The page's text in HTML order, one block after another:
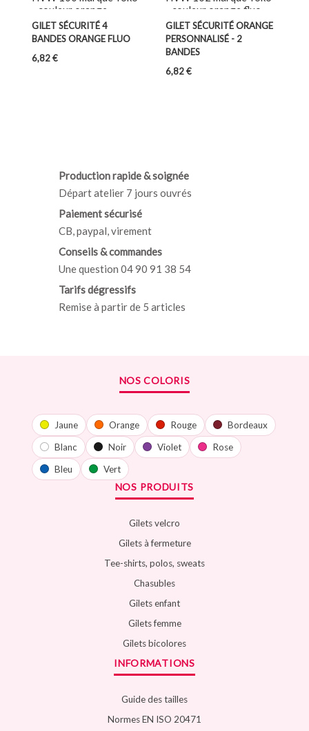
GILET SÉCURITÉ 4
BANDES ORANGE FLUO
Prix
6,82 €
GILET SÉCURITÉ ORANGE
PERSONNALISÉ - 2
BANDES
Prix
6,82 €
Production rapide & soignée
Départ atelier 7 jours ouvrés
Paiement sécurisé
CB, paypal, virement
Conseils & commandes
Une question 04 90 91 38 54
Tarifs dégressifs
Remise à partir de 5 articles
NOS COLORIS
Jaune Orange Rouge
Bordeaux
Blanc
Noir Violet
Rose
Bleu
Vert
NOS PRODUITS
Gilets velcro
Gilets à fermeture
Tee-shirts, polos, sweats
Chasubles
Gilets enfant
Gilets femme
Gilets bicolores
INFORMATIONS
Guide des tailles
Normes EN ISO 20471